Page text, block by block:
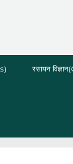
रसायन